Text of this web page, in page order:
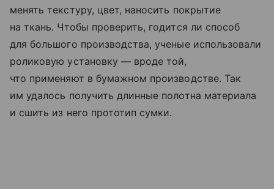
менять текстуру, цвет, наносить покрытие
на ткань. Чтобы проверить, годится ли способ
для большого производства, ученые использовали
роликовую установку — вроде той,
что применяют в бумажном производстве. Так
им удалось получить длинные полотна материала
и сшить из него прототип сумки.